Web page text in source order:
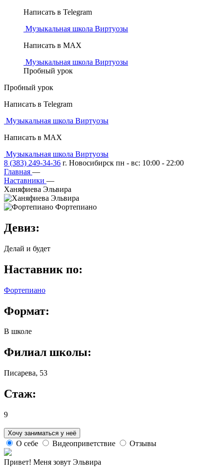
Написать в Telegram
Музыкальная школа Виртуозы
Написать в MAX
Музыкальная школа Виртуозы
Пробный урок
Пробный урок
Написать в Telegram
Музыкальная школа Виртуозы
Написать в MAX
Музыкальная школа Виртуозы
8 (383) 249-34-36 г. Новосибирск пн - вс: 10:00 - 22:00
Главная —
Наставники —
Ханяфиева Эльвира
Фортепиано
Девиз:
Делай и будет
Наставник по:
Фортепиано
Формат:
В школе
Филиал школы:
Писарева, 53
Стаж:
9
Хочу заниматься у неё
О себе Видеоприветствие Отзывы
Привет! Меня зовут Эльвира